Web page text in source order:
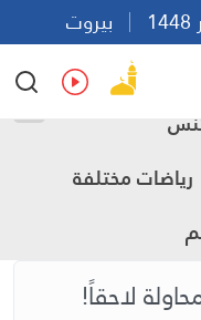
بيروت
Ar
رياضات مختلفة
لاحقاً!